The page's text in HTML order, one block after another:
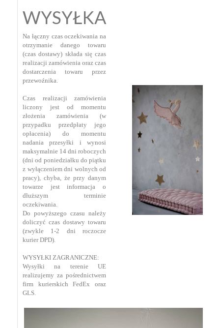
WYSYŁKA
Na łączny czas oczekiwania na
otrzymanie danego towaru
(czas dostawy) składa się czas
realizacji zamówienia oraz czas
dostarczenia towaru przez
przewoźnika.
Czas realizacji zamówienia
liczony jest od momentu
złożenia zamówienia (w
przypadku przedpłaty jego
opłacenia) do momentu
nadania przesyłki i wynosi
maksymalnie 14 dni roboczych
(dni od poniedziałku do piątku
z wyłączeniem dni wolnych od
pracy), chyba, że przy danym
towarze jest informacja o
dłuższym terminie
oczekiwania.
Do powyższego czasu należy
doliczyć czas dostawy towaru
(zwykle 1-2 dni roczocze
kurier DPD).
WYSYŁKI ZAGRANICZNE:
Wysyłki na terenie UE
realizujemy za pośrednictwem
firm kurierskich FedEx oraz
GLS.